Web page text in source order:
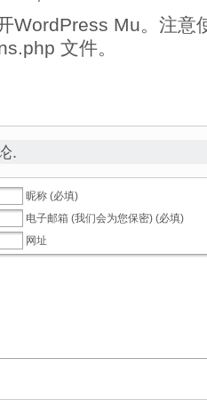
WordPress Mu。注意
文件。
.
昵称 (必填)
电子邮箱 (我们会为您保密) (必填)
网址